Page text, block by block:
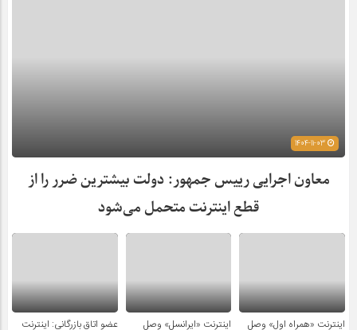
معاون اجرایی رییس جمهور: دولت بیشترین ضرر را از
قطع اینترنت متحمل می‌شود
اینترنت «همراه اول» وصل
اینترنت «ایرانسل» وصل
عضو اتاق بازرگانی: اینترنت